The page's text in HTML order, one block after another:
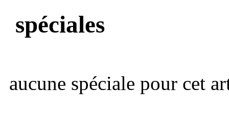
spéciales
aucune spéciale pour cet